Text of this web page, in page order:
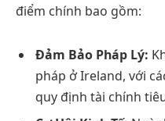
điểm chính bao gồm:
Đảm Bảo Pháp Lý:
pháp ở Ireland, với
quy định tài chính